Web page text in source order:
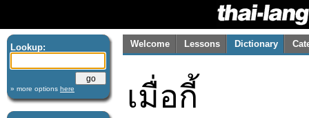
Lookup:
» more options here
Welcome Lessons Dictionary
เมื่อกี้